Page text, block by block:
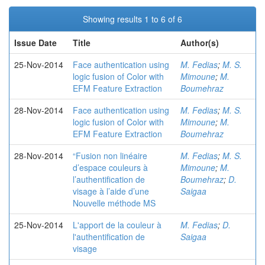
Showing results 1 to 6 of 6
Issue Date
Title
Author(s)
25-Nov-2014
Face authentication using
logic fusion of Color with
EFM Feature Extraction
M. Fedias; M. S.
Mimoune; M.
Boumehraz
28-Nov-2014
Face authentication using
logic fusion of Color with
EFM Feature Extraction
M. Fedias; M. S.
Mimoune; M.
Boumehraz
28-Nov-2014
“Fusion non linéaire
d’espace couleurs à
l’authentification de
visage à l’aide d’une
Nouvelle méthode MS
M. Fedias; M. S.
Mimoune; M.
Boumehraz; D.
Saigaa
25-Nov-2014
L'apport de la couleur à
l'authentification de
visage
M. Fedias; D.
Saigaa